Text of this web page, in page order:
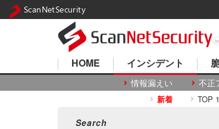
HOME インシデント
情報漏えい 不正
新着 TOP
ScanNetSecurity